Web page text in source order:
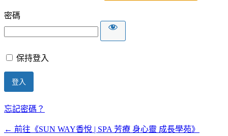
密碼
保持登入
忘記密碼？
← 前往《SUN WAY香悅 | SPA 芳療 身心靈 成長學苑》